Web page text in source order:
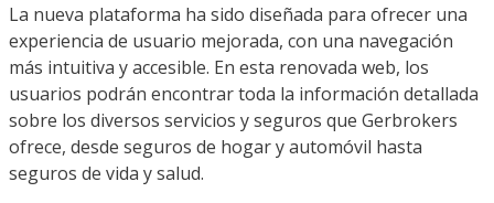
La nueva plataforma ha sido diseñada para ofrecer una
experiencia de usuario mejorada, con una navegación
más intuitiva y accesible. En esta renovada web, los
usuarios podrán encontrar toda la información detallada
sobre los diversos servicios y seguros que Gerbrokers
ofrece, desde seguros de hogar y automóvil hasta
seguros de vida y salud.